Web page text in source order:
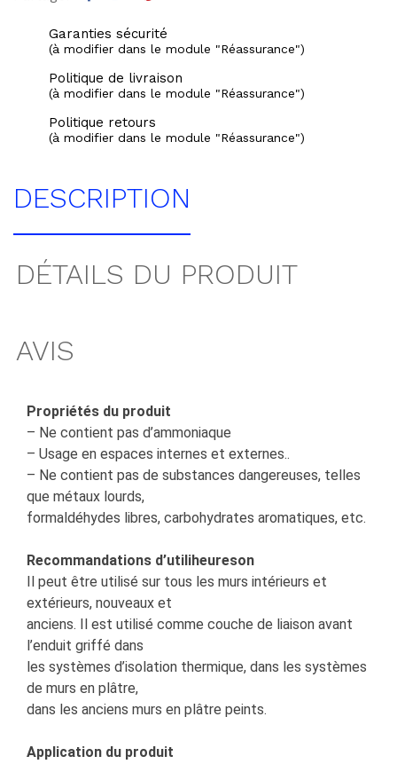
Garanties sécurité
(à modifier dans le module "Réassurance")
Politique de livraison
(à modifier dans le module "Réassurance")
Politique retours
(à modifier dans le module "Réassurance")
DESCRIPTION
DÉTAILS DU PRODUIT
AVIS
Propriétés du produit
– Ne contient pas d’ammoniaque
– Usage en espaces internes et externes..
– Ne contient pas de substances dangereuses, telles
que métaux lourds,
formaldéhydes libres, carbohydrates aromatiques, etc.
Recommandations d’utiliheureson
Il peut être utilisé sur tous les murs intérieurs et
extérieurs, nouveaux et
anciens. Il est utilisé comme couche de liaison avant
l’enduit griffé dans
les systèmes d’isolation thermique, dans les systèmes
de murs en plâtre,
dans les anciens murs en plâtre peints.
Application du produit